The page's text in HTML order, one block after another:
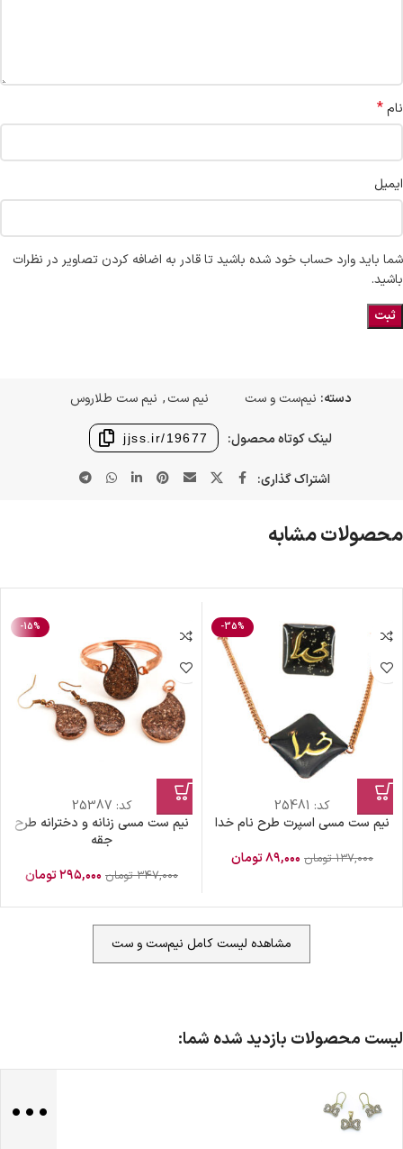
نام*
ایمیل
شما باید وارد حساب خود شده باشید تا قادر به اضافه کردن تصاویر در نظرات
باشید.
دسته: نیم‌ست و ست نیم ست, نیم ست طلاروس
لینک کوتاه محصول: jjss.ir/19677
اشتراک گذاری:
محصولات مشابه
-35%
کد: 25481
نیم ست مسی اسپرت طرح نام خدا
۱۳۷,۰۰۰ تومان ۸۹,۰۰۰تومان
-15%
کد: 25387
نیم ست مسی زنانه و دخترانه طرح
جقه
۳۴۷,۰۰۰ تومان ۲۹۵,۰۰۰تومان
مشاهده لیست کامل نیم‌ست و ست
لیست محصولات بازدید شده شما:
...
گارانتی معتبر برای تمامی محصولات ارائه می‌شود.
ارسال سریع و رایگان
ارسال می‌شود.
ضمانت بازگشت کالا